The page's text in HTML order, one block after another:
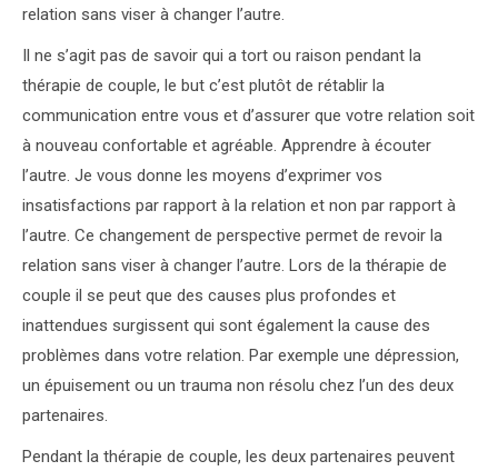
relation sans viser à changer l’autre.
Il ne s’agit pas de savoir qui a tort ou raison pendant la
thérapie de couple, le but c’est plutôt de rétablir la
communication entre vous et d’assurer que votre relation soit
à nouveau confortable et agréable. Apprendre à écouter
l’autre. Je vous donne les moyens d’exprimer vos
insatisfactions par rapport à la relation et non par rapport à
l’autre. Ce changement de perspective permet de revoir la
relation sans viser à changer l’autre. Lors de la thérapie de
couple il se peut que des causes plus profondes et
inattendues surgissent qui sont également la cause des
problèmes dans votre relation. Par exemple une dépression,
un épuisement ou un trauma non résolu chez l’un des deux
partenaires.
Pendant la thérapie de couple, les deux partenaires peuvent